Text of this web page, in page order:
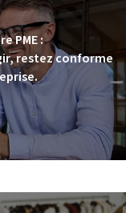
PME :
restez conforme